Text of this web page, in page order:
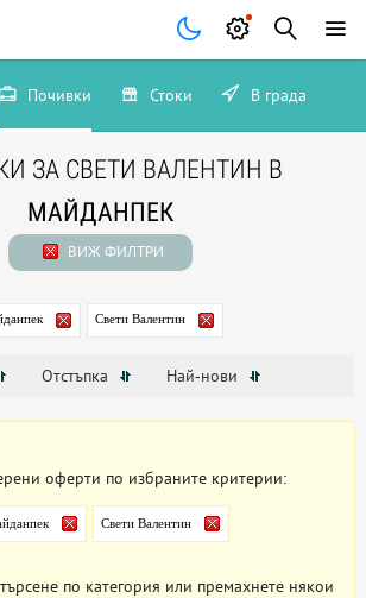
Почивки Стоки В града
ЗА СВЕТИ ВАЛЕНТИН В
МАЙДАНПЕК
ВИЖ ФИЛТРИ
Свети Валентин
Отстъпка Най-нови
оферти по избраните критерии:
Свети Валентин
по категория или премахнете някои